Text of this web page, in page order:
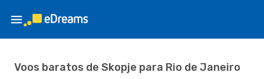
Voos baratos de Skopje para Rio de Janeiro